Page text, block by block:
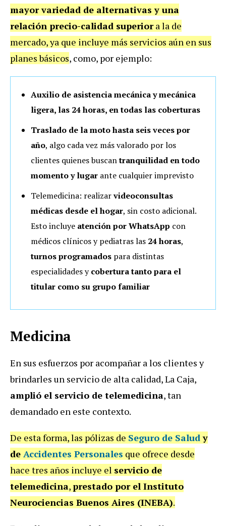
mayor variedad de alternativas y una
relación precio-calidad superiora la de
mercado, ya que incluye más servicios aún en sus
planes básicos, como, por ejemplo:
Auxilio de asistencia mecánica y mecánica
ligera, las 24 horas, en todas las coberturas
Traslado de la moto hasta seis veces por
año, algo cada vez más valorado por los
clientes quienes buscantranquilidad en todo
momento y lugar ante cualquier imprevisto
Telemedicina: realizarvideoconsultas
médicas desde el hogar, sin costo adicional.
Esto incluye atención por WhatsApp con
médicos clínicos y pediatras las 24 horas,
turnos programados para distintas
especialidades ycobertura tanto para el
titular como su grupo familiar
Medicina
En sus esfuerzos por acompañar a los clientes y
brindarles un servicio de alta calidad, La Caja,
amplió el servicio de telemedicina, tan
demandado en este contexto.
De esta forma, las pólizas de Seguro de Saludy
de Accidentes Personales que ofrece desde
hace tres años incluye el servicio de
telemedicina,prestado por el Instituto
Neurociencias Buenos Aires (INEBA).